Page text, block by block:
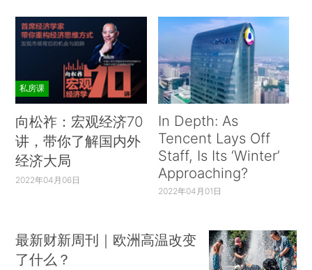
私房课
向松祚：宏观经济70
讲，带你了解国内外
经济大局
2022年04月06日
In Depth: As
Tencent Lays Off
Staff, Is Its ‘Winter’
Approaching?
2022年04月01日
最新财新周刊｜欧洲高温改变
了什么？